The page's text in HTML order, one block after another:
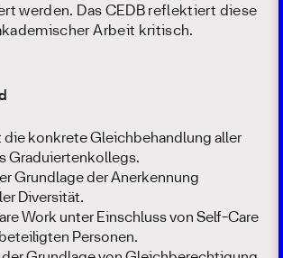
werden. Das CEDB reflektiert diese
Arbeit kritisch.
die konkrete Gleichbehandlung aller
Graduiertenkollegs.
Grundlage der Anerkennung
Diversität.
Work unter Einschluss von Self-Care
Personen.